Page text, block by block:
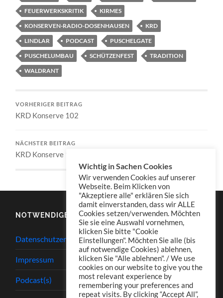
FEUERWERKSKRITIK
KIRMES
KONSERVEN-RADIO-DOSENHAUSEN
KRD
LINDLAR
PODCAST
PUSCHELGATE
PUSCHELUMBAU
SCHÜTZENFEST
TRADITION
WALDRANT
VORHERIGER BEITRAG
KRD Konserve 102
NÄCHSTER BEITRAG
KRD Konserve 104
NOTWENDIGES
Datenschutzerklärung
Impressum
Podcast(s)
Wichtig in Sachen Cookies
Wir verwenden Cookies auf unserer
Webseite. Beim Klicken von
"Akzeptiere alle" erklären Sie sich
damit einverstanden, dass wir ALLE
Cookies setzen/verwenden. Möchten
Sie sie eine Auswahl vornehmen,
klicken Sie bitte "Cookie
Einstellungen". Möchten Sie alle (bis
auf notwendige Cookies) ablehnen,
klicken Sie "Alle ablehnen". / We use
cookies on our website to give you the
most relevant experience by
remembering your preferences and
repeat visits. By clicking “Accept All”,